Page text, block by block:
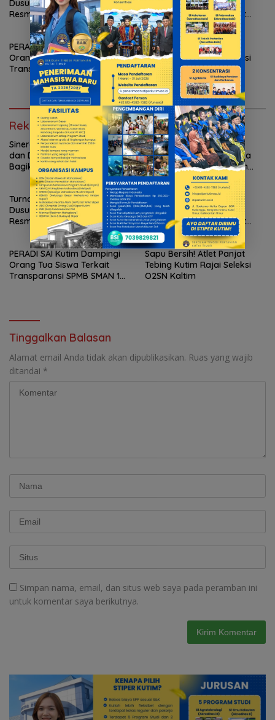
Dusun Swargabara Cup 2026
Resmi Ditutup, PTM Dusun
Kabo Jaya Raih Gelar Juara
Pencangkokan
Kepemimpinan, Merewat
Regenerasi Pemimpin Kutai
Timur
PERADI SAI Kutim Dampingi
Orang Tua Siswa Terkait
Transparansi SPMB SMAN 1
Sangatta
Sapu Bersih! Atlet Panjat
Tebing Kutim Rajai Seleksi
O2SN Kaltim
Rekomendasi untuk kamu
Sinergi Pemuda Lingkungan
dan DPC Rantau Pulung
Bagikan Bibit Cabai, Dorong
Ketahanan Pangan Rumah
Tangga
MPLS SMK Singa Geweh,
Wanda Destra Ajak Siswa
Baru Kenali HIPMAKT dan
Pentingnya Berorganisasi
Turnamen Tenis Meja Antar
Dusun Swargabara Cup 2026
Resmi Ditutup, PTM Dusun
Kabo Jaya Raih Gelar Juara
Ir. Aufa Fadhillah :
Pencangkokan
Kepemimpinan, Merewat
Regenerasi Pemimpin Kutai
Timur
PERADI SAI Kutim Dampingi
Orang Tua Siswa Terkait
Transparansi SPMB SMAN 1
Sapu Bersih! Atlet Panjat
Tebing Kutim Rajai Seleksi
O2SN Kaltim
Tinggalkan Balasan
Alamat email Anda tidak akan dipublikasikan. Ruas yang wajib
ditandai *
Simpan nama, email, dan situs web saya pada peramban ini
untuk komentar saya berikutnya.